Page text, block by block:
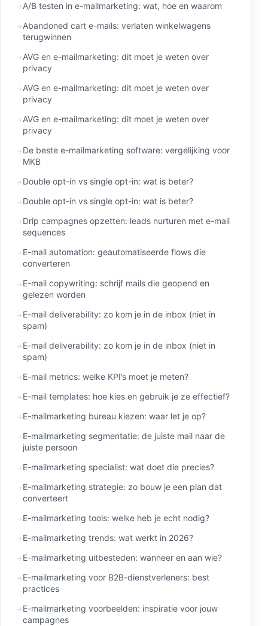
A/B testen in e-mailmarketing: wat, hoe en waarom
Abandoned cart e-mails: verlaten winkelwagens
terugwinnen
AVG en e-mailmarketing: dit moet je weten over
privacy
AVG en e-mailmarketing: dit moet je weten over
privacy
AVG en e-mailmarketing: dit moet je weten over
privacy
De beste e-mailmarketing software: vergelijking voor
MKB
Double opt-in vs single opt-in: wat is beter?
Double opt-in vs single opt-in: wat is beter?
Drip campagnes opzetten: leads nurturen met e-mail
sequences
E-mail automation: geautomatiseerde flows die
converteren
E-mail copywriting: schrijf mails die geopend en
gelezen worden
E-mail deliverability: zo kom je in de inbox (niet in
spam)
E-mail deliverability: zo kom je in de inbox (niet in
spam)
E-mail metrics: welke KPI’s moet je meten?
E-mail templates: hoe kies en gebruik je ze effectief?
E-mailmarketing bureau kiezen: waar let je op?
E-mailmarketing segmentatie: de juiste mail naar de
juiste persoon
E-mailmarketing specialist: wat doet die precies?
E-mailmarketing strategie: zo bouw je een plan dat
converteert
E-mailmarketing tools: welke heb je echt nodig?
E-mailmarketing trends: wat werkt in 2026?
E-mailmarketing uitbesteden: wanneer en aan wie?
E-mailmarketing voor B2B-dienstverleners: best
practices
E-mailmarketing voorbeelden: inspiratie voor jouw
campagnes